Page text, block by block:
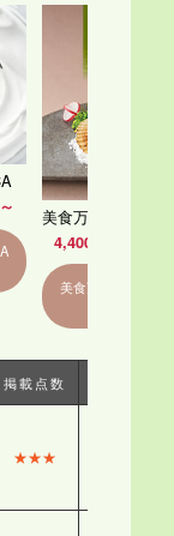
美食万彩
4,400円コース～
美食万彩をもっと
掲載点数
★★★